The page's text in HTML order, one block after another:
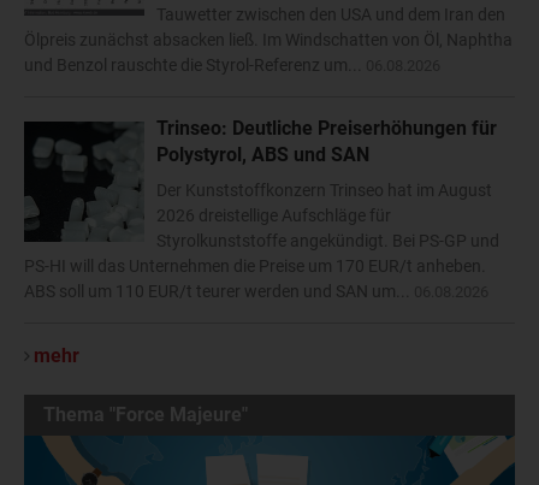
Tauwetter zwischen den USA und dem Iran den
Ölpreis zunächst absacken ließ. Im Windschatten von Öl, Naphtha
und Benzol rauschte die Styrol-Referenz um...
Trinseo: Deutliche Preiserhöhungen für
Polystyrol, ABS und SAN
Der Kunststoffkonzern Trinseo hat im August
2026 dreistellige Aufschläge für
Styrolkunststoffe angekündigt. Bei PS-GP und
PS-HI will das Unternehmen die Preise um 170 EUR/t anheben.
ABS soll um 110 EUR/t teurer werden und SAN um...
mehr
Thema "Force Majeure"